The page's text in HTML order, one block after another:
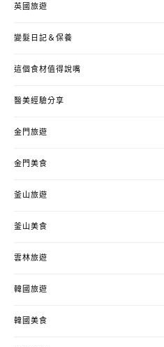
英國旅遊
變髮日記＆保養
這個食材值得說嘴
醫美經驗分享
金門旅遊
金門美食
釜山旅遊
釜山美食
雲林旅遊
韓國旅遊
韓國美食